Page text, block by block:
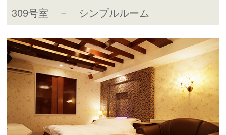
309号室 － シンプルルーム